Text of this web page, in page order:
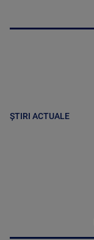
ȘTIRI ACTUALE